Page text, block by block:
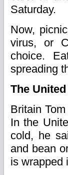
Saturday.
Now,
virus, or
choice.
spreading
The
Britain
In the
cold, he
and bean
is wrapped